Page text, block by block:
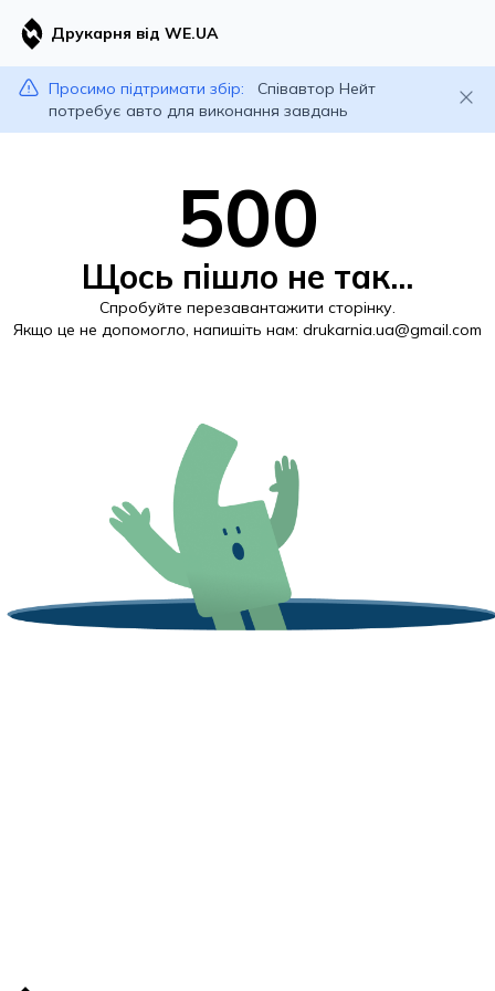
Друкарня від WE.UA
Просимо підтримати збір:
Співавтор Нейт
потребує авто для виконання завдань
500
Щось пішло не так...
Спробуйте перезавантажити сторінку.
Якщо це не допомогло, напишіть нам: drukarnia.ua@gmail.com